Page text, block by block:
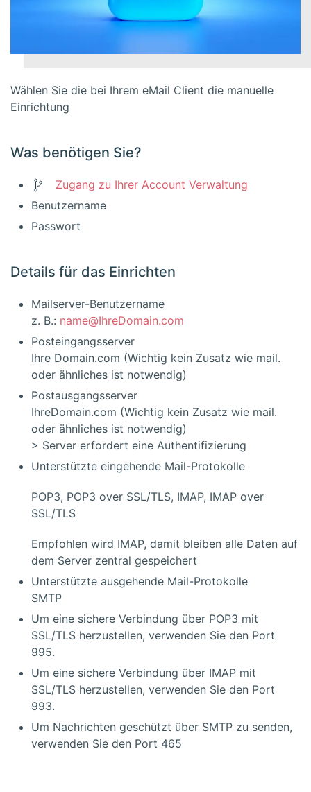
Wählen Sie die bei Ihrem eMail Client die manuelle
Einrichtung
Was benötigen Sie?
Zugang zu Ihrer Account Verwaltung
Benutzername
Passwort
Details für das Einrichten
Mailserver-Benutzername
z. B.: name@IhreDomain.com
Posteingangsserver
Ihre Domain.com (Wichtig kein Zusatz wie mail.
oder ähnliches ist notwendig)
Postausgangsserver
IhreDomain.com (Wichtig kein Zusatz wie mail.
oder ähnliches ist notwendig)
> Server erfordert eine Authentifizierung
Unterstützte eingehende Mail-Protokolle
POP3, POP3 over SSL/TLS, IMAP, IMAP over
SSL/TLS
Empfohlen wird IMAP, damit bleiben alle Daten auf
dem Server zentral gespeichert
Unterstützte ausgehende Mail-Protokolle
SMTP
Um eine sichere Verbindung über POP3 mit
SSL/TLS herzustellen, verwenden Sie den Port
995.
Um eine sichere Verbindung über IMAP mit
SSL/TLS herzustellen, verwenden Sie den Port
993.
Um Nachrichten geschützt über SMTP zu senden,
verwenden Sie den Port 465